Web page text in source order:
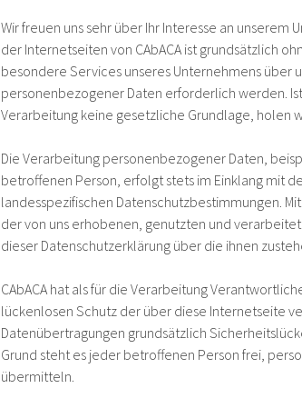
Wir freuen uns sehr über Ihr Interesse an
der Internetseiten von CAbACA ist grundsätzlich
besondere Services unseres Unternehmens
personenbezogener Daten erforderlich werden.
Verarbeitung keine gesetzliche Grundlage, holen
Die Verarbeitung personenbezogener Daten,
betroffenen Person, erfolgt stets im Einklang mit
landesspezifischen Datenschutzbestimmungen.
der von uns erhobenen, genutzten und
dieser Datenschutzerklärung über die ihnen
CAbACA hat als für die Verarbeitung
lückenlosen Schutz der über diese Internetseite
Datenübertragungen grundsätzlich
Grund steht es jeder betroffenen Person frei,
übermitteln.